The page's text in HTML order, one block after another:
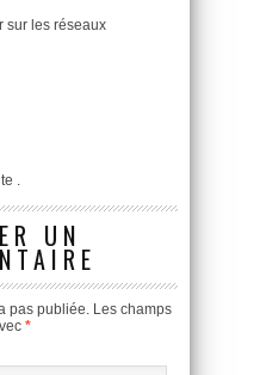
sur les réseaux
.
UN
pas publiée. Les champs
*